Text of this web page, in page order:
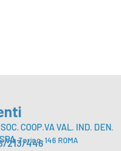
COOP.VA VAL. IND. DEN.
Via Torino, 146 ROMA
213/446